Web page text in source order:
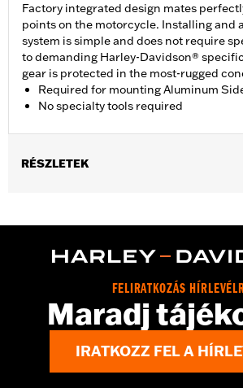
Factory integrated design mates
points on the motorcycle. Installing and
system is simple and does not require
to demanding Harley-Davidson®
gear is protected in the most-rugged
Required for mounting Aluminum
No specialty tools required
RÉSZLETEK
Sold Separately:Aluminum Side Cases
Tubular Steel
In the Box:
Right and left support
hardware, mounting hardware,
FELIRATKOZÁS
Maradj
IRATKOZZ FEL A